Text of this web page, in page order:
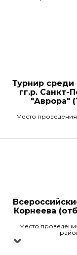
Турнир
гг.р. Санкт-
"Аврора"
Место
Корнеева
Место